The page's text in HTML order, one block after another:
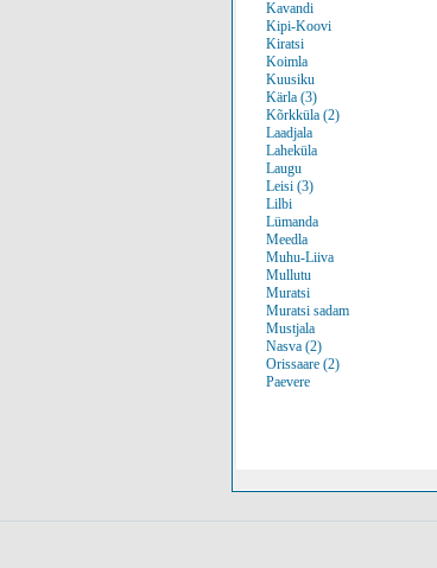
Kavandi
Kipi-Koovi
Kiratsi
Koimla
Kuusiku
Kärla (3)
Kõrkküla (2)
Laadjala
Laheküla
Laugu
Leisi (3)
Lilbi
Lümanda
Meedla
Muhu-Liiva
Mullutu
Muratsi
Muratsi sadam
Mustjala
Nasva (2)
Orissaare (2)
Paevere